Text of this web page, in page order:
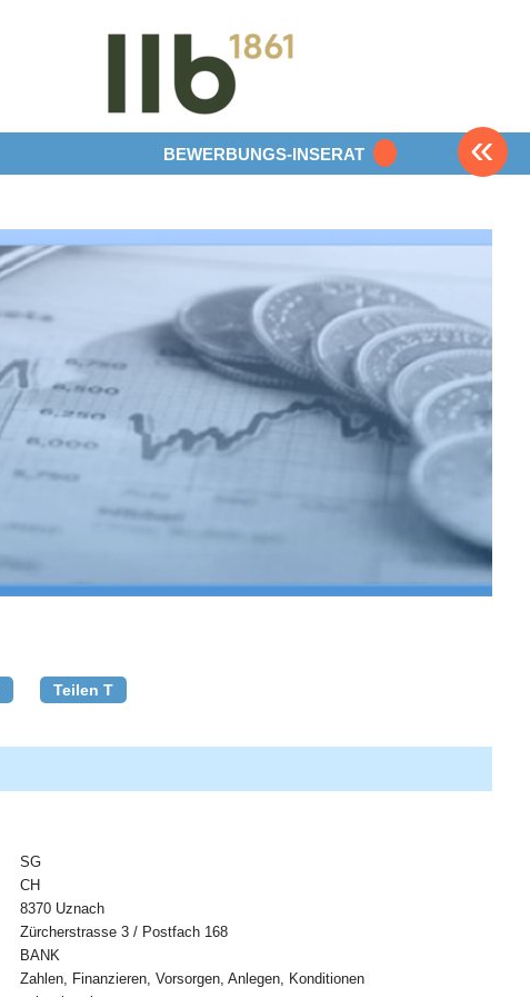
BEWERBUNGS-INSERAT «
Teilen T
SG
CH
8370 Uznach
Zürcherstrasse 3 / Postfach 168
BANK
Zahlen, Finanzieren, Vorsorgen, Anlegen, Konditionen